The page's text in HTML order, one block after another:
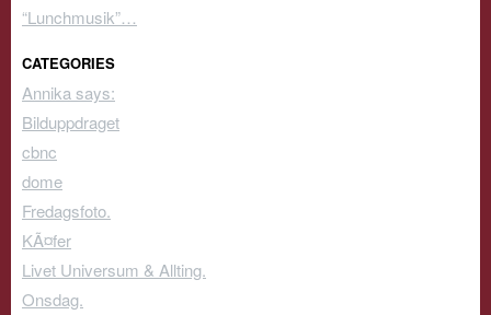
“Lunchmusik”…
CATEGORIES
Annika says:
Bilduppdraget
cbnc
dome
Fredagsfoto.
KÃ¤fer
Livet Universum & Allting.
Onsdag.